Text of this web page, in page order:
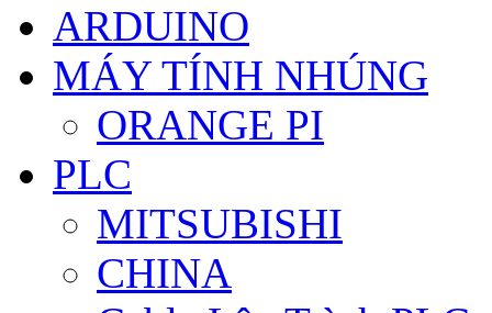
ARDUINO
MÁY TÍNH NHÚNG
ORANGE PI
PLC
MITSUBISHI
CHINA